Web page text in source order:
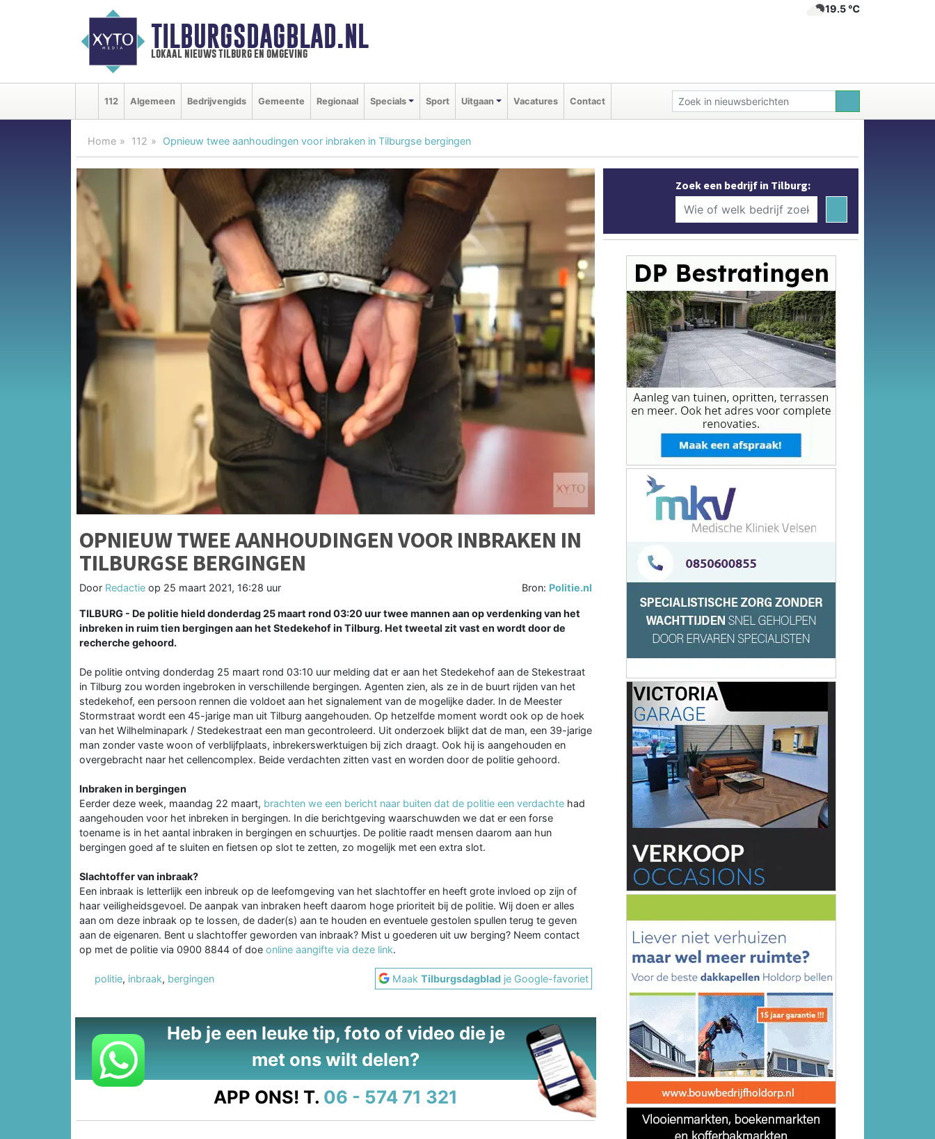
TILBURGSDAGBLAD.NL
lokaal nieuws tilburg en omgeving
19.5 ℃
112 Algemeen Bedrijvengids Gemeente Regionaal Specials Sport Uitgaan Vacatures Contact
Home 112 Opnieuw twee aanhoudingen voor inbraken in Tilburgse bergingen
OPNIEUW TWEE AANHOUDINGEN VOOR INBRAKEN IN
TILBURGSE BERGINGEN
Door Redactie op 25 maart 2021, 16:28 uur Bron: Politie.nl
TILBURG - De politie hield donderdag 25 maart rond 03:20 uur twee mannen aan op verdenking van het
inbreken in ruim tien bergingen aan het Stedekehof in Tilburg. Het tweetal zit vast en wordt door de
recherche gehoord.
De politie ontving donderdag 25 maart rond 03:10 uur melding dat er aan het Stedekehof aan de Stekestraat
in Tilburg zou worden ingebroken in verschillende bergingen. Agenten zien, als ze in de buurt rijden van het
stedekehof, een persoon rennen die voldoet aan het signalement van de mogelijke dader. In de Meester
Stormstraat wordt een 45-jarige man uit Tilburg aangehouden. Op hetzelfde moment wordt ook op de hoek
van het Wilhelminapark / Stedekestraat een man gecontroleerd. Uit onderzoek blijkt dat de man, een 39-jarige
man zonder vaste woon of verblijfplaats, inbrekerswerktuigen bij zich draagt. Ook hij is aangehouden en
overgebracht naar het cellencomplex. Beide verdachten zitten vast en worden door de politie gehoord.
Inbraken in bergingen
Eerder deze week, maandag 22 maart, brachten we een bericht naar buiten dat de politie een verdachte had
aangehouden voor het inbreken in bergingen. In die berichtgeving waarschuwden we dat er een forse
toename is in het aantal inbraken in bergingen en schuurtjes. De politie raadt mensen daarom aan hun
bergingen goed af te sluiten en fietsen op slot te zetten, zo mogelijk met een extra slot.
Slachtoffer van inbraak?
Een inbraak is letterlijk een inbreuk op de leefomgeving van het slachtoffer en heeft grote invloed op zijn of
haar veiligheidsgevoel. De aanpak van inbraken heeft daarom hoge prioriteit bij de politie. Wij doen er alles
aan om deze inbraak op te lossen, de dader(s) aan te houden en eventuele gestolen spullen terug te geven
aan de eigenaren. Bent u slachtoffer geworden van inbraak? Mist u goederen uit uw berging? Neem contact
op met de politie via 0900 8844 of doe online aangifte via deze link.
politie, inbraak, bergingen MaakTilburgsdagblad je Google-favoriet
Heb je een leuke tip, foto of video die je
met ons wilt delen?
APP ONS! T. 06 - 574 71 321
Zoek een bedrijf in Tilburg: